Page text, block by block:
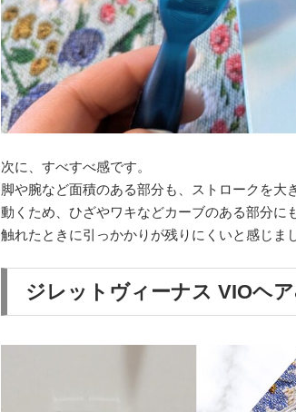
次に、すべすべ感です。
脚や腕など面積のある部分も、ストロークを
動くため、ひざやワキなどカーブのある部分
触れたときに引っかかりが残りにくいと感じま
ジレットヴィーナス VIOヘ